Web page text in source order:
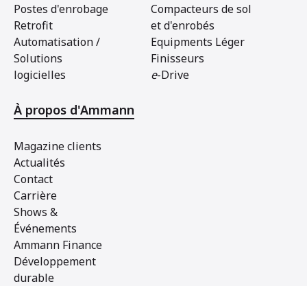
Postes d'enrobage
Retrofit
Automatisation /
Solutions
logicielles
Compacteurs de sol
et d'enrobés
Equipments Léger
Finisseurs
e-Drive
À propos d'Ammann
Magazine clients
Actualités
Contact
Carrière
Shows &
Événements
Ammann Finance
Développement
durable